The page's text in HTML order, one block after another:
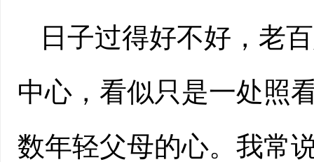
日子过得好不好，老
中心，看似只是一处照
数年轻父母的心。我常